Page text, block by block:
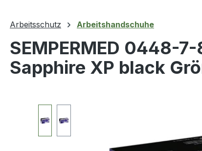
Arbeitsschutz Arbeitshandschuhe
SEMPERMED 0448-
Sapphire XP black